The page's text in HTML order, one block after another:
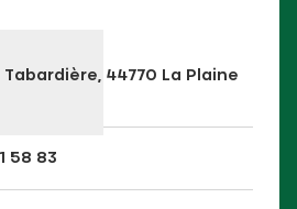
44770 La Plaine
58 83